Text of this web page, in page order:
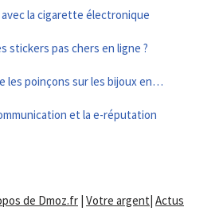
la cigarette électronique
stickers pas chers en ligne ?
les poinçons sur les bijoux en…
et la e-réputation
de Dmoz.fr | Votre argent| Actus